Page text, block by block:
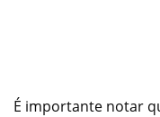
É importante notar